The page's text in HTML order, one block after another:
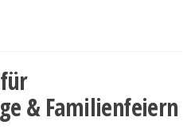
& Familienfeiern